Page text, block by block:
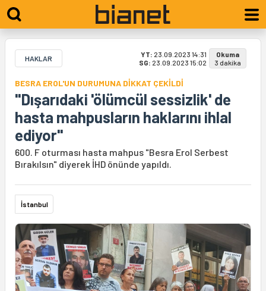
HAKLAR YT: 23.09.2023 14:31
SG: 23.09.2023 15:02
Okuma
3 dakika
BESRA EROL'UN DURUMUNA DİKKAT ÇEKİLDİ
"Dışarıdaki 'ölümcül sessizlik' de
hasta mahpusların haklarını ihlal
ediyor"
600. F oturması hasta mahpus "Besra Erol Serbest
Bırakılsın" diyerek İHD önünde yapıldı.
İstanbul